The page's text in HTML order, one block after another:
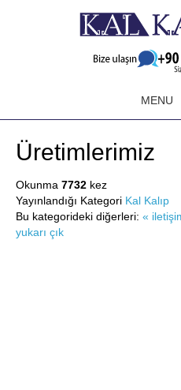
MENU
Üretimlerimiz
Okunma 7732 kez
Yayınlandığı Kategori Kal Kalıp
Bu kategorideki diğerleri: «
yukarı çık